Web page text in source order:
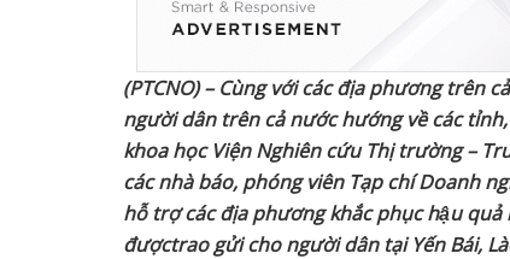
(PTCNO) – Cùng với các địa phương trên
người dân trêncả nướchướng về các
khoa học Viện Nghiên cứu Thị trường –
các nhà báo, phóng viên Tạp chí Doanh
hỗ trợ các địa phương khắc phục hậu
đượctrao gửi cho người dân tại Yến Bái,